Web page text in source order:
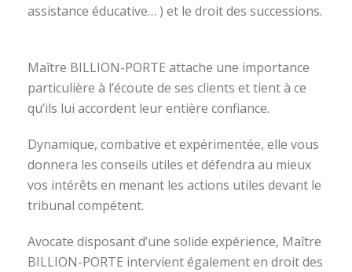
assistance éducative… ) et le droit des successions.
Maître BILLION-PORTE attache une importance
particulière à l’écoute de ses clients et tient à ce
qu’ils lui accordent leur entière confiance.
Dynamique, combative et expérimentée, elle vous
donnera les conseils utiles et défendra au mieux
vos intérêts en menant les actions utiles devant le
tribunal compétent.
Avocate disposant d’une solide expérience, Maître
BILLION-PORTE intervient également en droit des